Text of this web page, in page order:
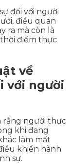
đối với người
điều quan
ra mà còn là
điểm thực
về
với người
rằng người thực
khi đang
làm mất
khiển hành
sự.